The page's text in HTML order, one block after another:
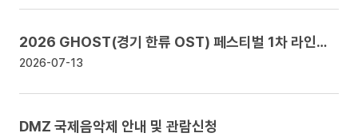
2026 GHOST(경기 한류 OST) 페스티벌 1차 라인업 공개 및 얼리버드 티켓 판매 안내
2026-07-13
DMZ 국제음악제 안내 및 관람신청